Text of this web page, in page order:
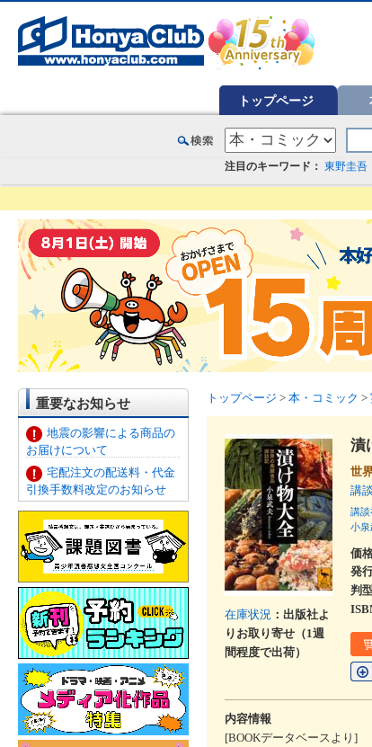
トップページ
注目のキーワード： 東野圭吾
重要なお知らせ
地震の影響による商品の
お届けについて
宅配注文の配送料・代金
引換手数料改定のお知らせ
トップページ > 本・コミック >
在庫状況 ：出版社よ
りお取り寄せ（1週
間程度で出荷）
漬
世
講
講談
小泉
価
発
判型
内容情報
[BOOKデータベースより]